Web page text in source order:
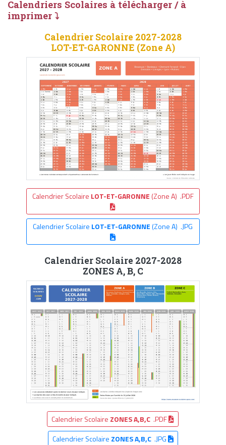
Calendriers Scolaires à télécharger / à
imprimer ⤵
Calendrier Scolaire 2027-2028
LOT-ET-GARONNE (Zone A)
Calendrier Scolaire LOT-ET-GARONNE (Zone A) .PDF
Calendrier Scolaire LOT-ET-GARONNE(Zone A) .JPG
Calendrier Scolaire 2027-2028
ZONES A, B, C
Calendrier Scolaire ZONES A,B,C .PDF
Calendrier Scolaire ZONES A,B,C.JPG